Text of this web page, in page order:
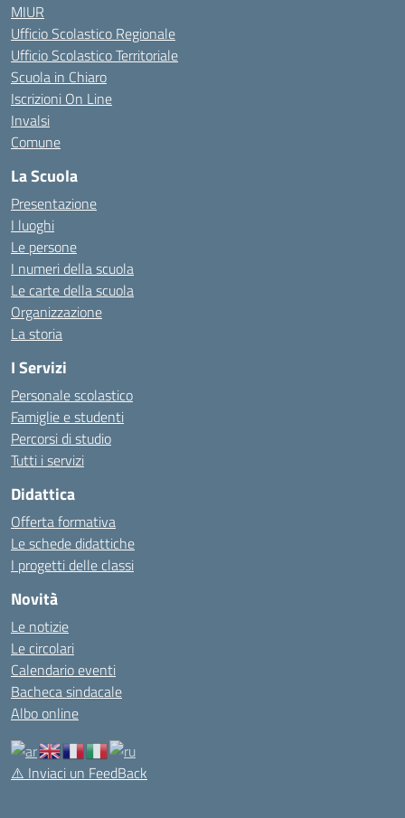
MIUR
Ufficio Scolastico Regionale
Ufficio Scolastico Territoriale
Scuola in Chiaro
Iscrizioni On Line
Invalsi
Comune
La Scuola
Presentazione
I luoghi
Le persone
I numeri della scuola
Le carte della scuola
Organizzazione
La storia
I Servizi
Personale scolastico
Famiglie e studenti
Percorsi di studio
Tutti i servizi
Didattica
Offerta formativa
Le schede didattiche
I progetti delle classi
Novità
Le notizie
Le circolari
Calendario eventi
Bacheca sindacale
Albo online
⚠️ Inviaci un FeedBack